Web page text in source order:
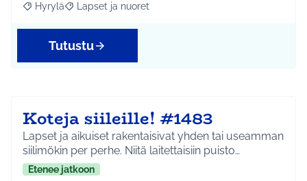
Rajaa tulokset aihepiirin mukaan: Hyrylä
Hyrylä Rajaa tulokset teeman mukaan: Lapset ja nuoret
Lapset ja nuoret
Tutustu
Koteja siileille! #1483
Lapset ja aikuiset rakentaisivat yhden tai useamman
siilimökin per perhe. Niitä laitettaisiin puisto…
Etenee jatkoon